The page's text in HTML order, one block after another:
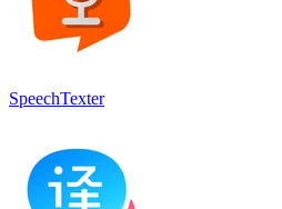
SpeechTexter